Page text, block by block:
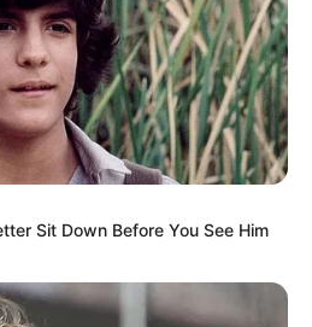
Sit Down Before You See Him